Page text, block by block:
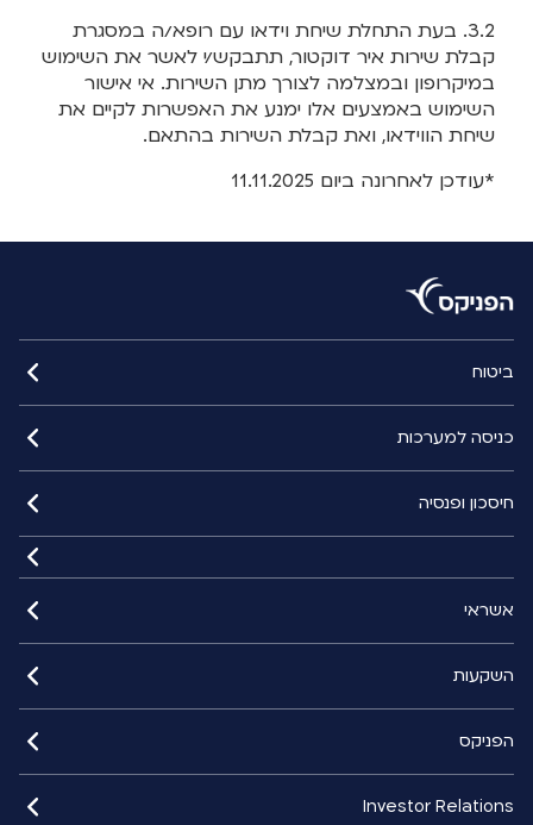
3.2. בעת התחלת שיחת וידאו עם רופא/ה במסגרת
קבלת שירות איר דוקטור, תתבקש/י לאשר את השימוש
במיקרופון ובמצלמה לצורך מתן השירות. אי אישור
השימוש באמצעים אלו ימנע את האפשרות לקיים את
שיחת הווידאו, ואת קבלת השירות בהתאם.
*עודכן לאחרונה ביום 11.11.2025
ביטוח
כניסה למערכות
חיסכון ופנסיה
אשראי
השקעות
הפניקס
Investor Relations